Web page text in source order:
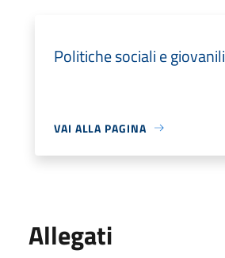
Politiche sociali e giovanili
VAI ALLA PAGINA
Allegati